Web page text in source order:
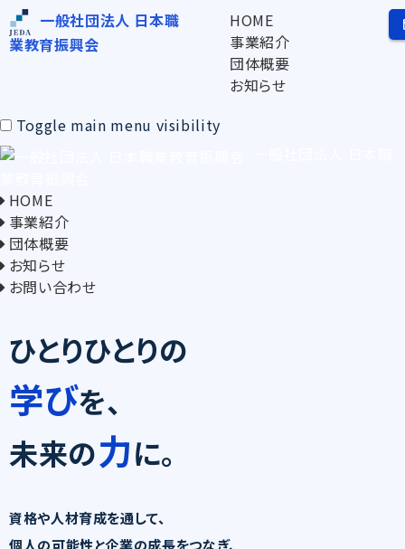
一般社団法人 日本職
業教育振興会
HOME
事業紹介
団体概要
お知らせ
Toggle main menu visibility
HOME
事業紹介
団体概要
お知らせ
お問い合わせ
ひとりひとりの
学びを、
未来の力に。
資格や人材育成を通して、
個人の可能性と企業の成長をつなぎ、